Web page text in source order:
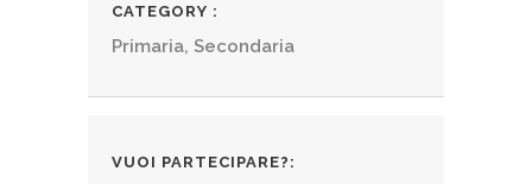
CATEGORY
Primaria, Secondaria
VUOI PARTECIPARE?